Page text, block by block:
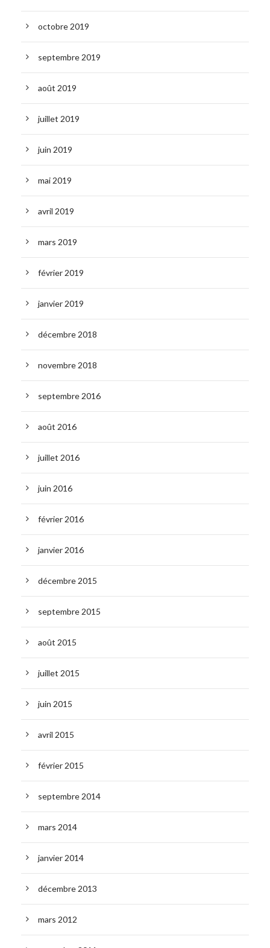
octobre 2019
septembre 2019
août 2019
juillet 2019
juin 2019
mai 2019
avril 2019
mars 2019
février 2019
janvier 2019
décembre 2018
novembre 2018
septembre 2016
août 2016
juillet 2016
juin 2016
février 2016
janvier 2016
décembre 2015
septembre 2015
août 2015
juillet 2015
juin 2015
avril 2015
février 2015
septembre 2014
mars 2014
janvier 2014
décembre 2013
mars 2012